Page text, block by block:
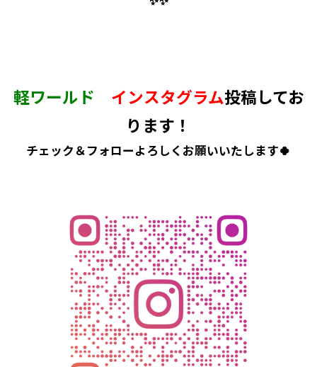
軽ワールド インスタグラム投稿してお
ります！
チェック＆フォローよろしくお願いいたします🍀